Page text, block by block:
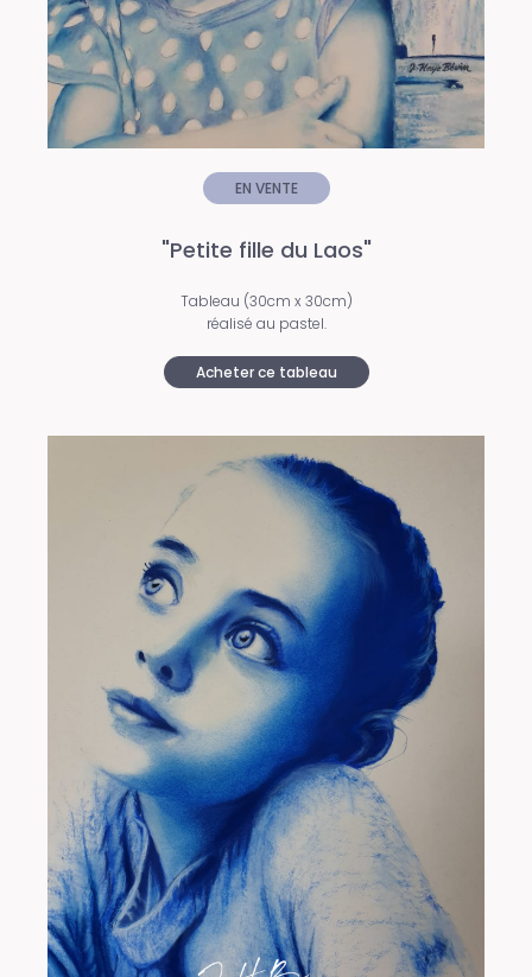
EN VENTE
"Petite fille du Laos"
Tableau (30cm x 30cm)
réalisé au pastel.
Acheter ce tableau